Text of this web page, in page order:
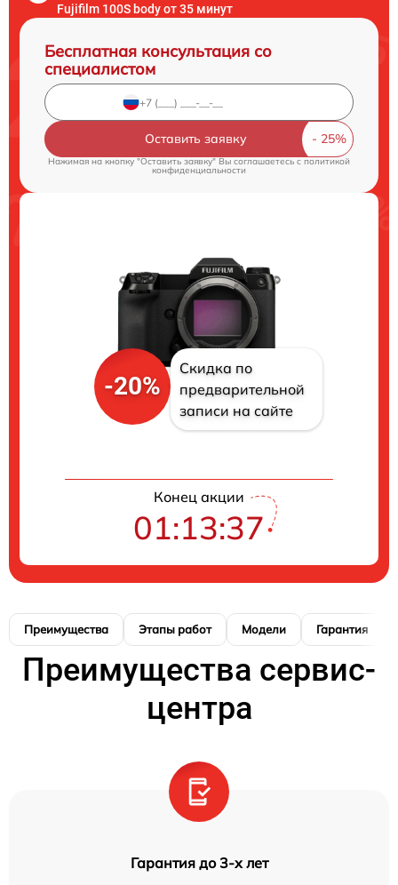
Fujifilm 100S body от 35 минут
Бесплатная консультация со
специалистом
Оставить заявку
Нажимая на кнопку "Оставить заявку" Вы соглашаетесь c политикой
конфиденциальности
-20%
Скидка по
предварительной
записи на сайте
Конец акции
01:13:37
Преимущества Этапы работ Модели Гарантия
Преимущества сервис-
центра
Гарантия до 3-х лет